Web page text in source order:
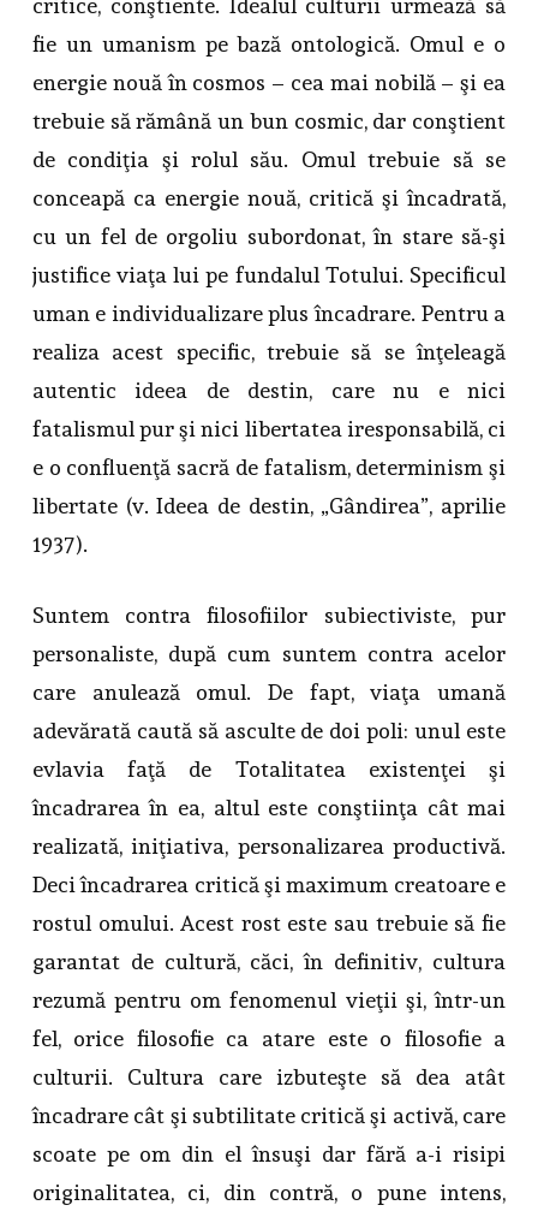
critice, conştiente. Idealul culturii urmează să
fie un umanism pe bază ontologică. Omul e o
energie nouă în cosmos – cea mai nobilă – şi ea
trebuie să rămână un bun cosmic, dar conştient
de condiţia şi rolul său. Omul trebuie să se
conceapă ca energie nouă, critică şi încadrată,
cu un fel de orgoliu subordonat, în stare să-şi
justifice viaţa lui pe fundalul Totului. Specificul
uman e individualizare plus încadrare. Pentru a
realiza acest specific, trebuie să se înţeleagă
autentic ideea de destin, care nu e nici
fatalismul pur şi nici libertatea iresponsabilă, ci
e o confluenţă sacră de fatalism, determinism şi
libertate (v. Ideea de destin, „Gândirea”, aprilie
1937).
Suntem contra filosofiilor subiectiviste, pur
personaliste, după cum suntem contra acelor
care anulează omul. De fapt, viaţa umană
adevărată caută să asculte de doi poli: unul este
evlavia faţă de Totalitatea existenţei şi
încadrarea în ea, altul este conştiinţa cât mai
realizată, iniţiativa, personalizarea productivă.
Deci încadrarea critică şi maximum creatoare e
rostul omului. Acest rost este sau trebuie să fie
garantat de cultură, căci, în definitiv, cultura
rezumă pentru om fenomenul vieţii şi, într-un
fel, orice filosofie ca atare este o filosofie a
culturii. Cultura care izbuteşte să dea atât
încadrare cât şi subtilitate critică şi activă, care
scoate pe om din el însuşi dar fără a-i risipi
originalitatea, ci, din contră, o pune intens,